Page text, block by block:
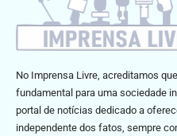
No Imprensa Livre, acreditamos
fundamental para uma sociedade
portal de notícias dedicado a
independente dos fatos, sempre